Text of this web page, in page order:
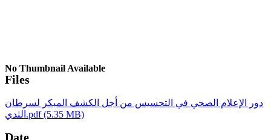
No Thumbnail Available
Files
دور الإعلام الصحي في التحسيس من أجل الكشف المبكر لسرطان
الثدي.pdf(5.35 MB)
Date